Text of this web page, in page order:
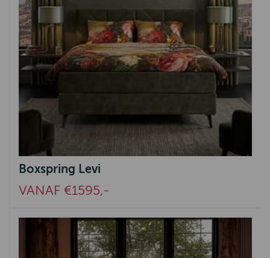
Boxspring Levi
VANAF €1595,-